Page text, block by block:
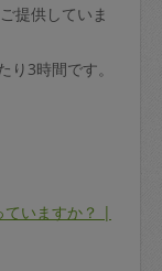
提供していま
3時間です。
ていますか？ |